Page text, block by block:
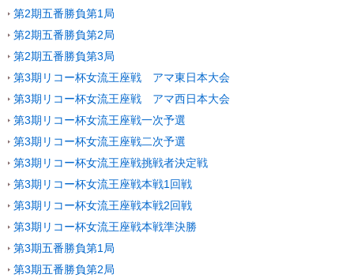
第2期五番勝負第1局
第2期五番勝負第2局
第2期五番勝負第3局
第3期リコー杯女流王座戦 アマ東日本大会
第3期リコー杯女流王座戦 アマ西日本大会
第3期リコー杯女流王座戦一次予選
第3期リコー杯女流王座戦二次予選
第3期リコー杯女流王座戦挑戦者決定戦
第3期リコー杯女流王座戦本戦1回戦
第3期リコー杯女流王座戦本戦2回戦
第3期リコー杯女流王座戦本戦準決勝
第3期五番勝負第1局
第3期五番勝負第2局